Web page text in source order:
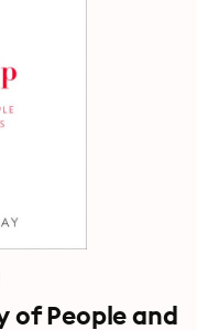
of People and